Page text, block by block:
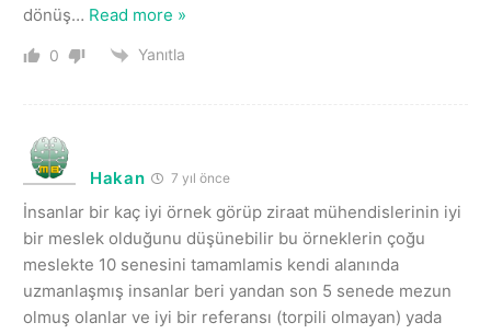
dönüş… Read more »
0 Yanıtla
Hakan 7 yıl önce
İnsanlar bir kaç iyi örnek görüp ziraat mühendislerinin iyi
bir meslek olduğunu düşünebilir bu örneklerin çoğu
meslekte 10 senesini tamamlamis kendi alanında
uzmanlaşmış insanlar beri yandan son 5 senede mezun
olmuş olanlar ve iyi bir referansı (torpili olmayan) yada